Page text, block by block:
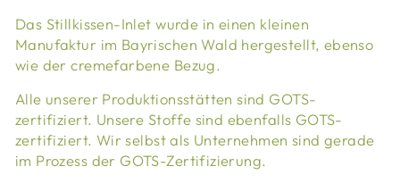
Das Stillkissen-Inlet wurde in einen kleinen
Manufaktur im Bayrischen Wald hergestellt, ebenso
wie der cremefarbene Bezug.
Alle unserer Produktionsstätten sind GOTS-
zertifiziert. Unsere Stoffe sind ebenfalls GOTS-
zertifiziert. Wir selbst als Unternehmen sind gerade
im Prozess der GOTS-Zertifizierung.